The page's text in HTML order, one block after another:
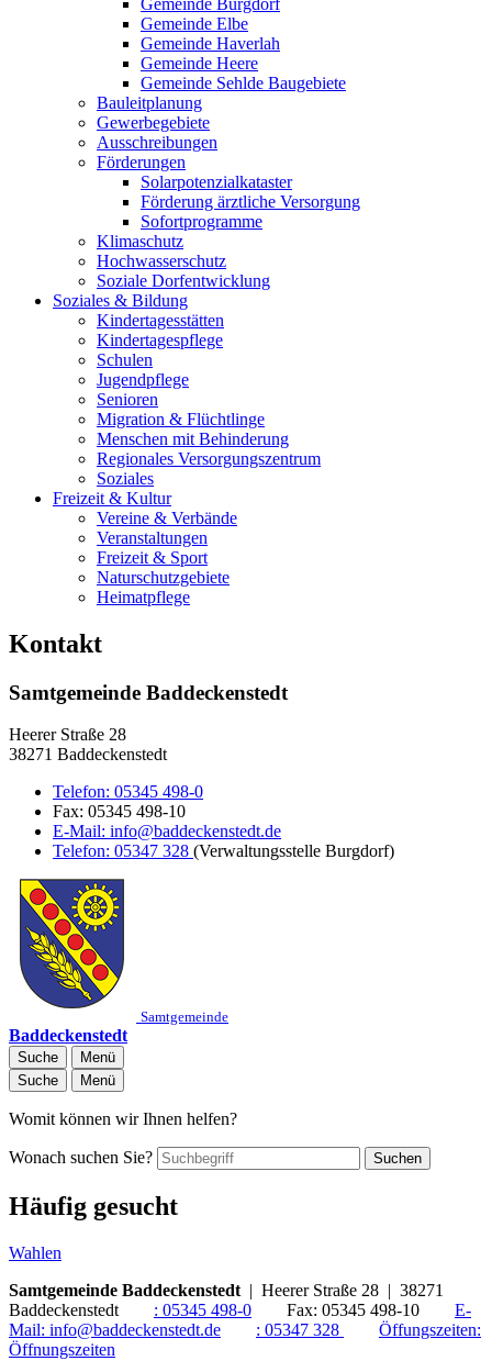
Gemeinde Elbe
Gemeinde Haverlah
Gemeinde Heere
Gemeinde Sehlde Baugebiete
Bauleitplanung
Gewerbegebiete
Ausschreibungen
Förderungen
Solarpotenzialkataster
Förderung ärztliche Versorgung
Sofortprogramme
Klimaschutz
Hochwasserschutz
Soziale Dorfentwicklung
Soziales & Bildung
Kindertagesstätten
Kindertagespflege
Schulen
Jugendpflege
Senioren
Migration & Flüchtlinge
Menschen mit Behinderung
Regionales Versorgungszentrum
Soziales
Freizeit & Kultur
Vereine & Verbände
Veranstaltungen
Freizeit & Sport
Naturschutzgebiete
Heimatpflege
Kontakt
Samtgemeinde Baddeckenstedt
Heerer Straße 28
38271 Baddeckenstedt
Telefon: 05345 498-0
Fax: 05345 498-10
E-Mail: info@baddeckenstedt.de
Telefon: 05347 328 (Verwaltungsstelle Burgdorf)
Samtgemeinde
Baddeckenstedt
Suche
Menü
Suche
Menü
Womit können wir Ihnen helfen?
Wonach suchen Sie? Suchen
Häufig gesucht
Wahlen
Samtgemeinde Baddeckenstedt | Heerer Straße 28 | 38271
Baddeckenstedt : 05345 498-0 Fax: 05345 498-10
E-
Mail: info@baddeckenstedt.de : 05347 328
Öffungszeiten:
Öffnungszeiten